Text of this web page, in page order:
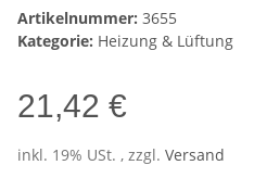
Artikelnummer: 3655
Kategorie: Heizung & Lüftung
21,42 €
inkl. 19% USt. , zzgl. Versand